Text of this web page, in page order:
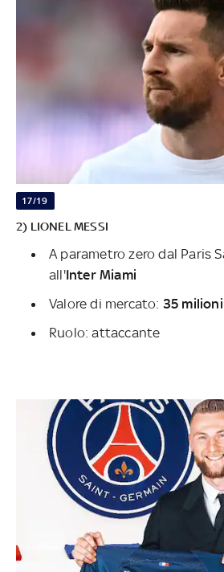
17/19
2) LIONEL MESSI
A parametro zero dal Paris
all'Inter Miami
Valore di mercato: 35
Ruolo: attaccante